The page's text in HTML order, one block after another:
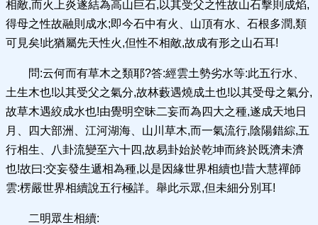
相敵,而火上炎遂結為高山巨石,以其受父之性故山石擊則成焰,
得母之性故融則成水;即今石中有火、山頂有水、石根多潤,類
可見矣!此猶屬先天性火,但性不相敵,故成有形之山石耳!
問:云何而有草木之類耶?答:經雲土勢劣水等:此五行水、
土生木也!以其受父之氣分,故林藪遇燒成土也!以其受母之氣分,
故草木遇絞成水也!由覺明空昧二妄而為四大之種,遂成天地日
月、四大部洲、江河湖海、山川草木,而一氣流行,陰陽錯綜,五
行相生、八卦流變至六十四,故易卦始於乾坤而終於既濟未濟
也!故曰:交妄發生遞相為種,以是因緣世界相續也!昔大慧禪師
雲:楞嚴世界相續說五行極詳。舉此示眾,但未細分別耳!
二明眾生相續: